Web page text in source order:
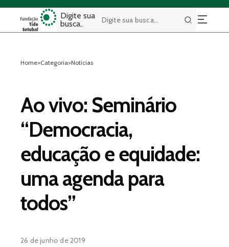
Digite sua
busca..
Buscar
Home>Categoria>Notícias
Ao vivo: Seminário
“Democracia,
educação e equidade:
uma agenda para
todos”
26 de junho de 2019